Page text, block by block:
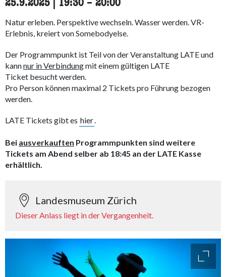
25.9.2025 19:30 accessibility.time_to
– 20:00
Natur erleben. Perspektive wechseln. Wasser werden. VR-
Erlebnis, kreiert von Somebodyelse.
Der Programmpunkt ist Teil von der Veranstaltung LATE und
kannnur in Verbindungmit einem gültigen LATE
Ticket besucht werden.
Pro Person können maximal 2 Tickets pro Führung bezogen
werden.
LATE Tickets gibt es hier.
Bei ausverkauften Programmpunkten sind weitere
Tickets am Abend selber ab 18:45 an der LATE Kasse
erhältlich.
Landesmuseum Zürich
Dieser Anlass liegt in der Vergangenheit.